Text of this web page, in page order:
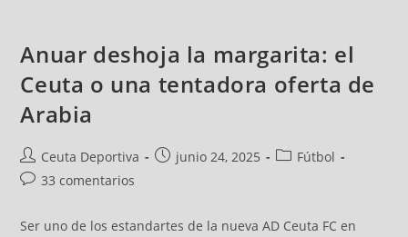
Anuar deshoja la margarita: el
Ceuta o una tentadora oferta de
Arabia
Ceuta Deportiva junio 24, 2025
Fútbol
33 comentarios
Ser uno de los estandartes de la nueva AD Ceuta FC en